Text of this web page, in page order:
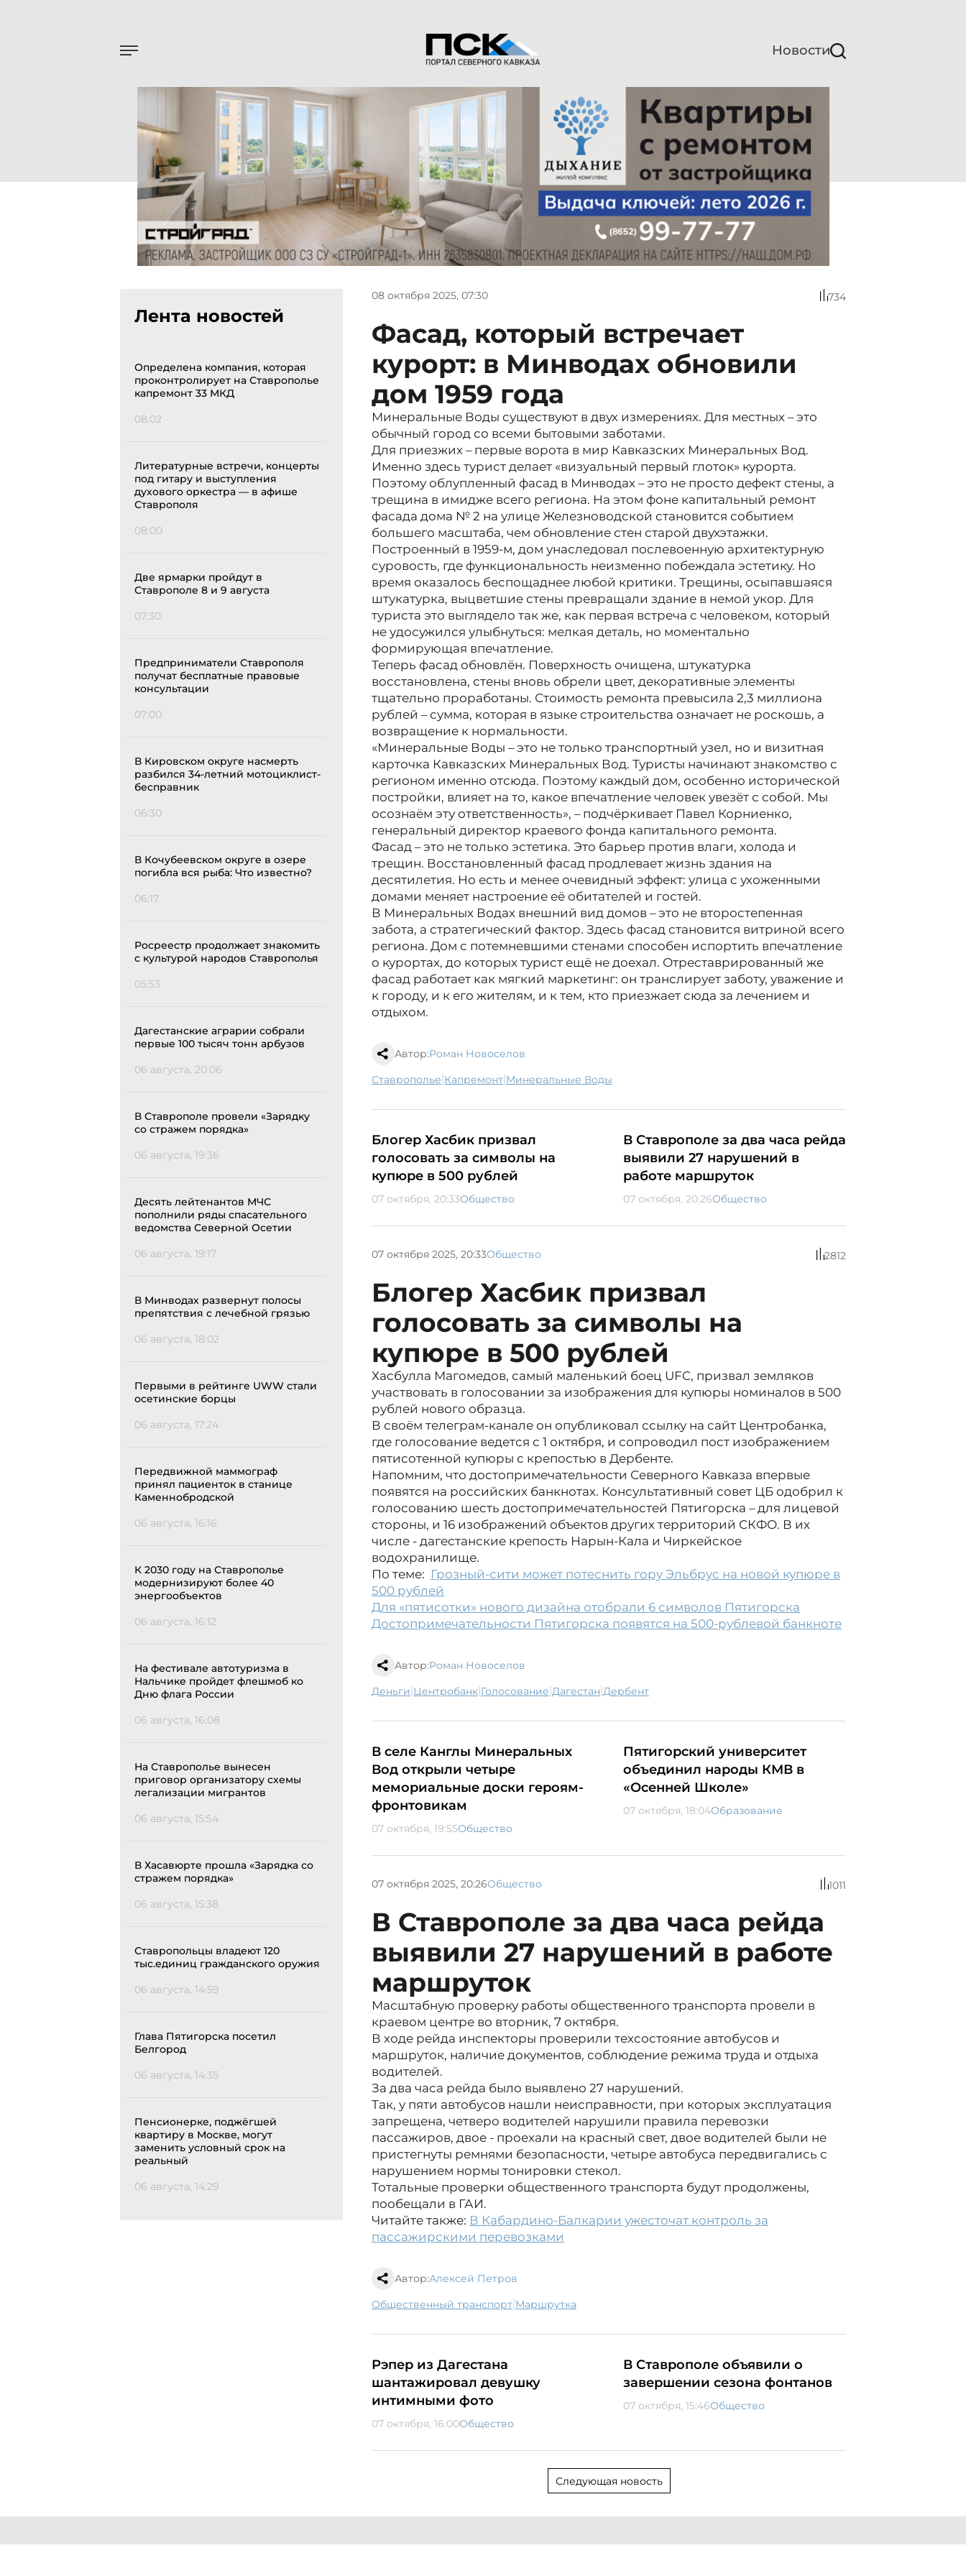
Новости
Лента новостей
Определена компания, которая
проконтролирует на Ставрополье
капремонт 33 МКД
08:02
Литературные встречи, концерты
под гитару и выступления
духового оркестра — в афише
Ставрополя
08:00
Две ярмарки пройдут в
Ставрополе 8 и 9 августа
07:30
Предприниматели Ставрополя
получат бесплатные правовые
консультации
07:00
В Кировском округе насмерть
разбился 34-летний мотоциклист-
бесправник
06:30
В Кочубеевском округе в озере
погибла вся рыба: Что известно?
06:17
Росреестр продолжает знакомить
с культурой народов Ставрополья
05:53
Дагестанские аграрии собрали
первые 100 тысяч тонн арбузов
06 августа, 20:06
В Ставрополе провели «Зарядку
со стражем порядка»
06 августа, 19:36
Десять лейтенантов МЧС
пополнили ряды спасательного
ведомства Северной Осетии
06 августа, 19:17
В Минводах развернут полосы
препятствия с лечебной грязью
06 августа, 18:02
Первыми в рейтинге UWW стали
осетинские борцы
06 августа, 17:24
Передвижной маммограф
принял пациенток в станице
Каменнобродской
06 августа, 16:16
К 2030 году на Ставрополье
модернизируют более 40
энергообъектов
06 августа, 16:12
На фестивале автотуризма в
Нальчике пройдет флешмоб ко
Дню флага России
06 августа, 16:08
На Ставрополье вынесен
приговор организатору схемы
легализации мигрантов
06 августа, 15:54
В Хасавюрте прошла «Зарядка со
стражем порядка»
06 августа, 15:38
Ставропольцы владеют 120
тыс.единиц гражданского оружия
06 августа, 14:59
Глава Пятигорска посетил
Белгород
06 августа, 14:35
Пенсионерке, поджёгшей
квартиру в Москве, могут
заменить условный срок на
реальный
06 августа, 14:29
08 октября 2025, 07:30 734
Фасад, который встречает
курорт: в Минводах обновили
дом 1959 года
Минеральные Воды существуют в двух измерениях. Для местных – это
обычный город со всеми бытовыми заботами.
Для приезжих – первые ворота в мир Кавказских Минеральных Вод.
Именно здесь турист делает «визуальный первый глоток» курорта.
Поэтому облупленный фасад в Минводах – это не просто дефект стены, а
трещина в имидже всего региона. На этом фоне капитальный ремонт
фасада дома № 2 на улице Железноводской становится событием
большего масштаба, чем обновление стен старой двухэтажки.
Построенный в 1959-м, дом унаследовал послевоенную архитектурную
суровость, где функциональность неизменно побеждала эстетику. Но
время оказалось беспощаднее любой критики. Трещины, осыпавшаяся
штукатурка, выцветшие стены превращали здание в немой укор. Для
туриста это выглядело так же, как первая встреча с человеком, который
не удосужился улыбнуться: мелкая деталь, но моментально
формирующая впечатление.
Теперь фасад обновлён. Поверхность очищена, штукатурка
восстановлена, стены вновь обрели цвет, декоративные элементы
тщательно проработаны. Стоимость ремонта превысила 2,3 миллиона
рублей – сумма, которая в языке строительства означает не роскошь, а
возвращение к нормальности.
«Минеральные Воды – это не только транспортный узел, но и визитная
карточка Кавказских Минеральных Вод. Туристы начинают знакомство с
регионом именно отсюда. Поэтому каждый дом, особенно исторической
постройки, влияет на то, какое впечатление человек увезёт с собой. Мы
осознаём эту ответственность», – подчёркивает Павел Корниенко,
генеральный директор краевого фонда капитального ремонта.
Фасад – это не только эстетика. Это барьер против влаги, холода и
трещин. Восстановленный фасад продлевает жизнь здания на
десятилетия. Но есть и менее очевидный эффект: улица с ухоженными
домами меняет настроение её обитателей и гостей.
В Минеральных Водах внешний вид домов – это не второстепенная
забота, а стратегический фактор. Здесь фасад становится витриной всего
региона. Дом с потемневшими стенами способен испортить впечатление
о курортах, до которых турист ещё не доехал. Отреставрированный же
фасад работает как мягкий маркетинг: он транслирует заботу, уважение и
к городу, и к его жителям, и к тем, кто приезжает сюда за лечением и
отдыхом.
Автор:Роман Новоселов
Ставрополье| капремонт| Минеральные Воды
Блогер Хасбик призвал
голосовать за символы на
купюре в 500 рублей
07 октября, 20:33Общество
В Ставрополе за два часа рейда
выявили 27 нарушений в
работе маршруток
07 октября, 20:26Общество
07 октября 2025, 20:33Общество 2812
Блогер Хасбик призвал
голосовать за символы на
купюре в 500 рублей
Хасбулла Магомедов, самый маленький боец UFC, призвал земляков
участвовать в голосовании за изображения для купюры номиналов в 500
рублей нового образца.
В своём телеграм-канале он опубликовал ссылку на сайт Центробанка,
где голосование ведется с 1 октября, и сопроводил пост изображением
пятисотенной купюры с крепостью в Дербенте.
Напомним, что достопримечательности Северного Кавказа впервые
появятся на российских банкнотах. Консультативный совет ЦБ одобрил к
голосованию шесть достопримечательностей Пятигорска – для лицевой
стороны, и 16 изображений объектов других территорий СКФО. В их
числе - дагестанские крепость Нарын-Кала и Чиркейское
водохранилище.
По теме: Грозный-сити может потеснить гору Эльбрус на новой купюре в
500 рублей
Для «пятисотки» нового дизайна отобрали 6 символов Пятигорска
Достопримечательности Пятигорска появятся на 500-рублевой банкноте
Автор:Роман Новоселов
деньги| Центробанк| голосование| Дагестан| Дербент
В селе Канглы Минеральных
Вод открыли четыре
мемориальные доски героям-
фронтовикам
07 октября, 19:55Общество
Пятигорский университет
объединил народы КМВ в
«Осенней Школе»
07 октября, 18:04Образование
07 октября 2025, 20:26Общество 1011
В Ставрополе за два часа рейда
выявили 27 нарушений в работе
маршруток
Масштабную проверку работы общественного транспорта провели в
краевом центре во вторник, 7 октября.
В ходе рейда инспекторы проверили техсостояние автобусов и
маршруток, наличие документов, соблюдение режима труда и отдыха
водителей.
За два часа рейда было выявлено 27 нарушений.
Так, у пяти автобусов нашли неисправности, при которых эксплуатация
запрещена, четверо водителей нарушили правила перевозки
пассажиров, двое - проехали на красный свет, двое водителей были не
пристегнуты ремнями безопасности, четыре автобуса передвигались с
нарушением нормы тонировки стекол.
Тотальные проверки общественного транспорта будут продолжены,
пообещали в ГАИ.
Читайте также: В Кабардино-Балкарии ужесточат контроль за
пассажирскими перевозками
Автор:Алексей Петров
общественный транспорт| маршрутка
Рэпер из Дагестана
шантажировал девушку
интимными фото
07 октября, 16:00Общество
В Ставрополе объявили о
завершении сезона фонтанов
07 октября, 15:46Общество
Следующая новость